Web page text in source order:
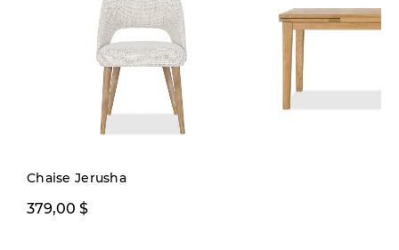
Chaise Jerusha
379,00 $